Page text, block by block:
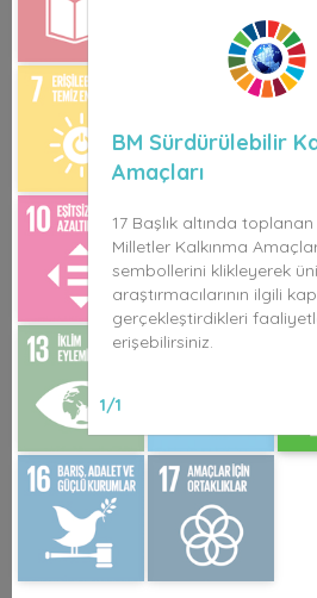
BM Sürdürülebilir
Amaçları
17 Başlık altında
Milletler Kalkınma
sembollerini klikleyerek
araştırmacılarının ilgili
gerçekleştirdikleri
erişebilirsiniz.
1/1